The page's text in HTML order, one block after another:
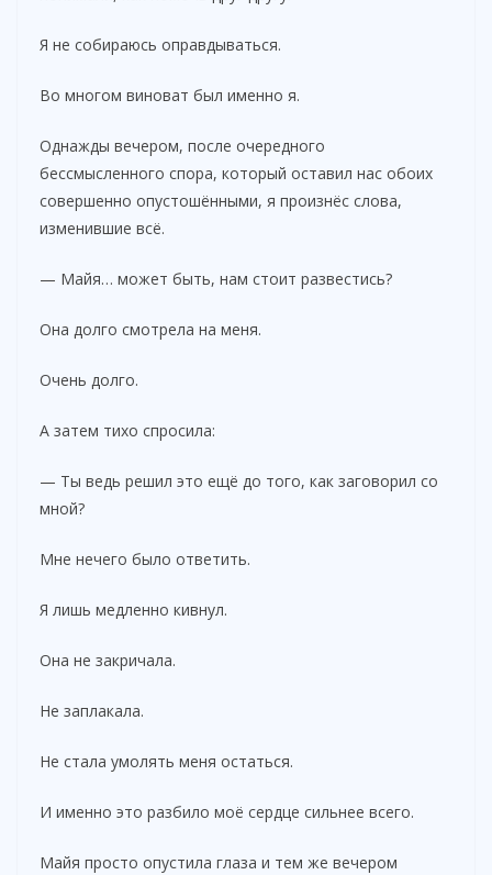
Я не собираюсь оправдываться.
Во многом виноват был именно я.
Однажды вечером, после очередного
бессмысленного спора, который оставил нас обоих
совершенно опустошёнными, я произнёс слова,
изменившие всё.
— Майя… может быть, нам стоит развестись?
Она долго смотрела на меня.
Очень долго.
А затем тихо спросила:
— Ты ведь решил это ещё до того, как заговорил со
мной?
Мне нечего было ответить.
Я лишь медленно кивнул.
Она не закричала.
Не заплакала.
Не стала умолять меня остаться.
И именно это разбило моё сердце сильнее всего.
Майя просто опустила глаза и тем же вечером